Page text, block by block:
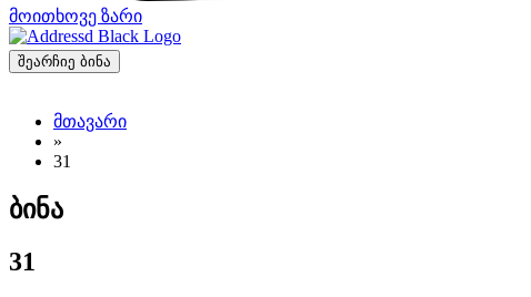
მოითხოვე ზარი
შეარჩიე ბინა
მთავარი
»
31
ბინა
31